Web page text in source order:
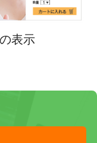
表示